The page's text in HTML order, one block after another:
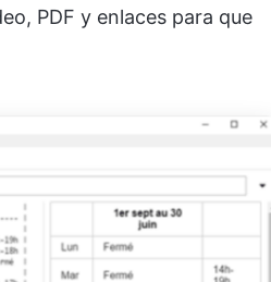
PDF y enlaces para que